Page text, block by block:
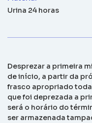
Urina 24 horas
Desprezar a primeira
de início, a partir da
frasco apropriado
que foi deprezada a
será o horário do
ser armazenada